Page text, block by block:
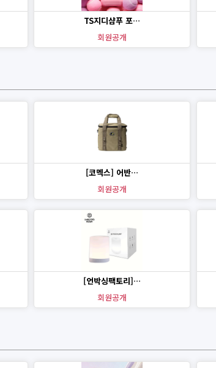
TS지디샴푸 포…
회원공개
[코멕스] 어반…
회원공개
[언박싱팩토리]…
회원공개